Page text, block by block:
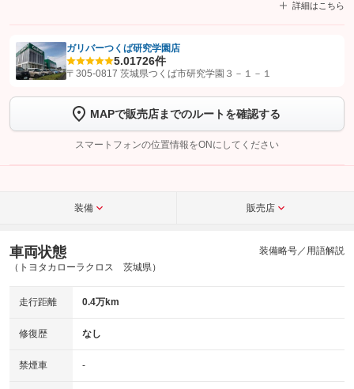
詳細はこちら
【STEP1】認証画面でグーネットを友だち追加してから「許可する」ボタンを押
トーク画面で
ボタンをタップして問い合わせを
完了してください。
こちら
ガリバーつくば研究学園店
5.01726件
〒305-0817 茨城県つくば市研究学園３－１－１
MAPで販売店までのルートを確認する
スマートフォンの位置情報をONにしてください
装備 販売店
車両状態
（トヨタカローラクロス 茨城県）
装備略号／用語解説
走行距離 0.4万km
修復歴 なし
禁煙車 -